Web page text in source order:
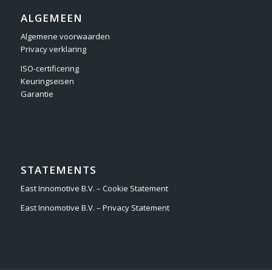
ALGEMEEN
Algemene voorwaarden
Privacy verklaring
ISO-certificering
Keuringseisen
Garantie
STATEMENTS
East Innomotive B.V. – Cookie Statement
East Innomotive B.V. – Privacy Statement